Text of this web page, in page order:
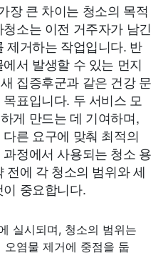
장 큰 차이는 청소의 목적
소는 이전 거주자가 남긴
제거하는 작업입니다. 반
서 발생할 수 있는 먼지
집증후군과 같은 건강 문
표입니다. 두 서비스 모
게 만드는 데 기여하며,
른 요구에 맞춰 최적의
정에서 사용되는 청소 용
전에 각 청소의 범위와 세
중요합니다.
실시되며, 청소의 범위는
염물 제거에 중점을 둡